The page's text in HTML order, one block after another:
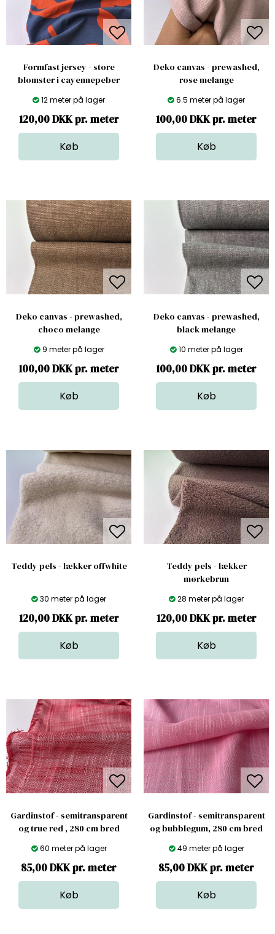
Formfast jersey - store
blomster i cayennepeber
12 meter på lager
120,00 DKK pr. meter
Deko canvas - prewashed,
rose melange
6.5 meter på lager
100,00 DKK pr. meter
Deko canvas - prewashed,
choco melange
9 meter på lager
100,00 DKK pr. meter
Deko canvas - prewashed,
black melange
10 meter på lager
100,00 DKK pr. meter
Teddy pels - lækker offwhite
30 meter på lager
120,00 DKK pr. meter
Teddy pels - lækker
mørkebrun
28 meter på lager
120,00 DKK pr. meter
Gardinstof - semitransparent
og true red , 280 cm bred
60 meter på lager
85,00 DKK pr. meter
Gardinstof - semitransparent
og bubblegum, 280 cm bred
49 meter på lager
85,00 DKK pr. meter